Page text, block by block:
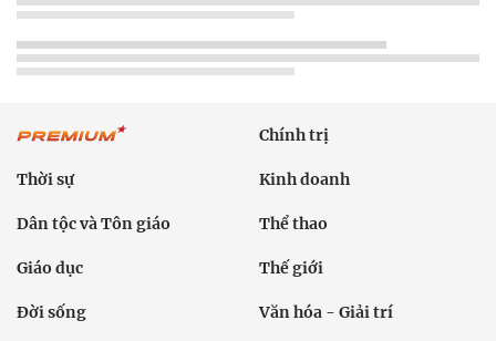
Chính trị
Thời sự Kinh doanh
Dân tộc và Tôn giáo Thể thao
Giáo dục Thế giới
Đời sống Văn hóa - Giải trí